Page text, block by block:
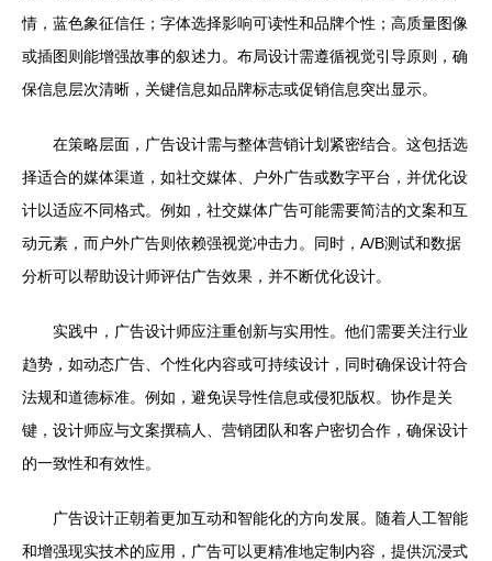
情，蓝色象征信任；字体选择影响可读性和品牌个性；高质量图像
或插图则能增强故事的叙述力。布局设计需遵循视觉引导原则，确
保信息层次清晰，关键信息如品牌标志或促销信息突出显示。
在策略层面，广告设计需与整体营销计划紧密结合。这包括选
择适合的媒体渠道，如社交媒体、户外广告或数字平台，并优化设
计以适应不同格式。例如，社交媒体广告可能需要简洁的文案和互
动元素，而户外广告则依赖强视觉冲击力。同时，A/B测试和数据
分析可以帮助设计师评估广告效果，并不断优化设计。
实践中，广告设计师应注重创新与实用性。他们需要关注行业
趋势，如动态广告、个性化内容或可持续设计，同时确保设计符合
法规和道德标准。例如，避免误导性信息或侵犯版权。协作是关
键，设计师应与文案撰稿人、营销团队和客户密切合作，确保设计
的一致性和有效性。
广告设计正朝着更加互动和智能化的方向发展。随着人工智能
和增强现实技术的应用，广告可以更精准地定制内容，提供沉浸式